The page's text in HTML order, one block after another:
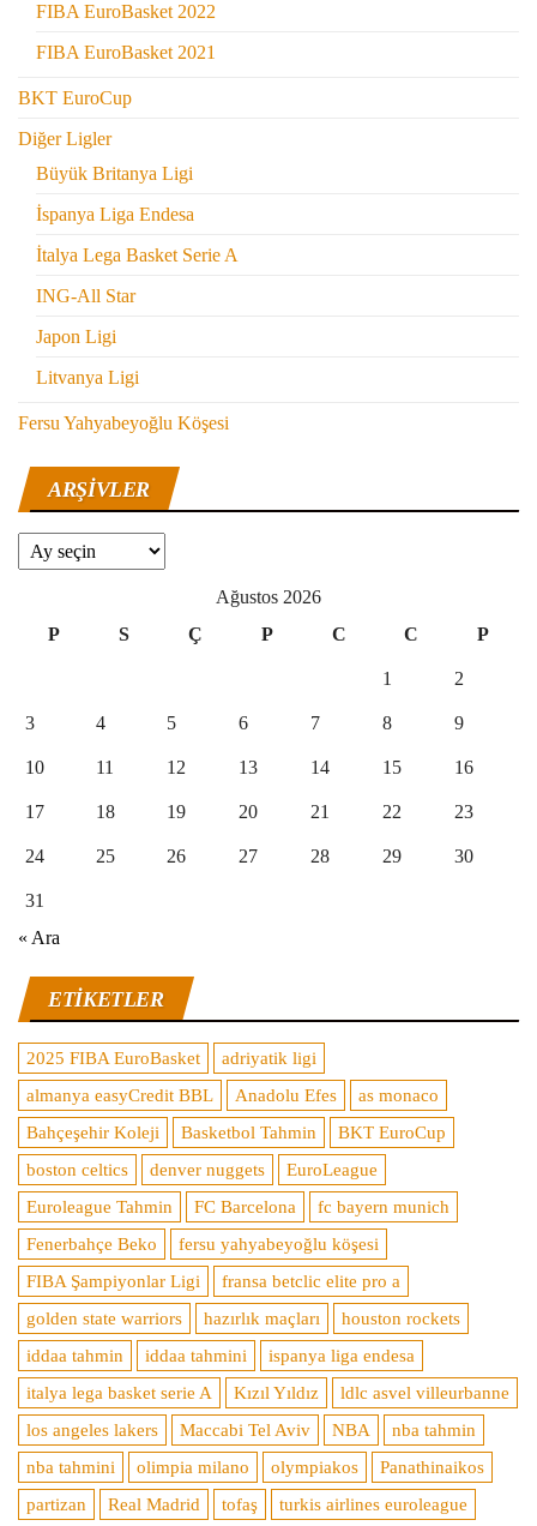
FIBA EuroBasket 2022
FIBA EuroBasket 2021
BKT EuroCup
Diğer Ligler
Büyük Britanya Ligi
İspanya Liga Endesa
İtalya Lega Basket Serie A
ING-All Star
Japon Ligi
Litvanya Ligi
Fersu Yahyabeyoğlu Köşesi
ARŞIVLER
Arşivler
Ağustos 2026
P
S Ç P C C P
1 2
3 4 5 6 7 8 9
10 11 12 13 14 15 16
17 18 19 20 21 22 23
24 25 26 27 28 29 30
31
« Ara
ETIKETLER
2025 FIBA EuroBasket
adriyatik ligi
almanya easyCredit BBL
Anadolu Efes
as monaco
Bahçeşehir Koleji
Basketbol Tahmin
BKT EuroCup
boston celtics
denver nuggets
EuroLeague
Euroleague Tahmin
FC Barcelona
fc bayern munich
Fenerbahçe Beko
fersu yahyabeyoğlu köşesi
FIBA Şampiyonlar Ligi
fransa betclic elite pro a
golden state warriors
hazırlık maçları
houston rockets
iddaa tahmin
iddaa tahmini
ispanya liga endesa
italya lega basket serie A
Kızıl Yıldız
ldlc asvel villeurbanne
los angeles lakers
Maccabi Tel Aviv NBA
nba tahmin
nba tahmini
olimpia milano olympiakos
Panathinaikos
partizan
Real Madrid tofaş turkis airlines euroleague